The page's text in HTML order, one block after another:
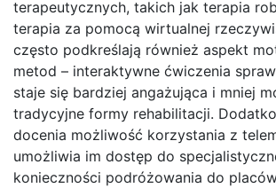
terapeutycznych, takich jak terapia
terapia za pomocą wirtualnej
często podkreślają również aspekt
metod – interaktywne ćwiczenia
staje się bardziej angażująca i mniej
tradycyjne formy rehabilitacji.
docenia możliwość korzystania z
umożliwia im dostęp do
konieczności podróżowania do